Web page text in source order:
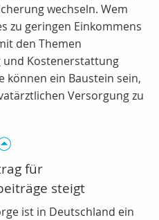
wechseln. Wem
zu geringen Einkommens
den Themen
und Kostenerstattung
können ein Baustein sein,
Versorgung zu
für
steigt
ist in Deutschland ein